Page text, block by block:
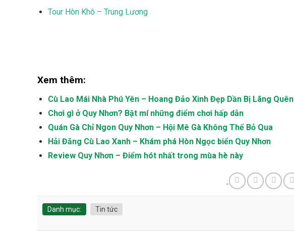
Tour Hòn Khô – Trung Lương
Xem thêm:
Cù Lao Mái Nhà Phú Yên – Hoang Đảo Xinh Đẹp Dần Bị Lãng Quên
Chơi gì ở Quy Nhơn? Bật mí những điểm chơi hấp dẫn
Quán Gà Chỉ Ngon Quy Nhơn – Hội Mê Gà Không Thể Bỏ Qua
Hải Đăng Cù Lao Xanh – Khám phá Hòn Ngọc biển Quy Nhơn
Review Quy Nhơn – Điểm hót nhất trong mùa hè này
Danh mục: Tin tức